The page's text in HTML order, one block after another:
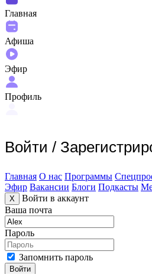
Главная
Афиша
Эфир
Профиль
Войти /
Главная О нас Программы
Эфир Вакансии Блоги Подкасты
X
Войти в аккаунт
Ваша почта
Пароль
Запомнить пароль
Войти